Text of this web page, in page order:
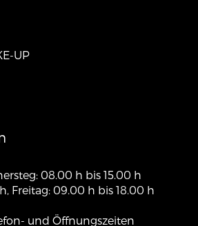
UP
08.00 h bis 15.00 h
Freitag: 09.00 h bis 18.00 h
und Öffnungszeiten